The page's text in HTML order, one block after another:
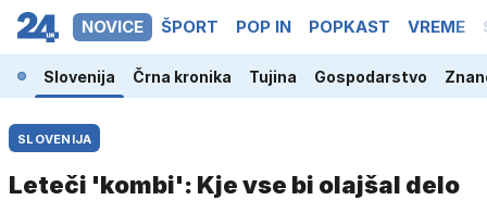
NOVICE ŠPORT POP IN POPKAST VREME
Slovenija Črna kronika Tujina Gospodarstvo
SLOVENIJA
Leteči 'kombi': Kje vse bi olajšal delo